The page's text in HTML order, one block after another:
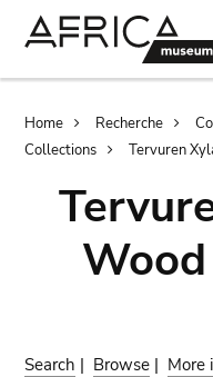
Home Recherche
Collections
Tervuren
Search | Browse | More